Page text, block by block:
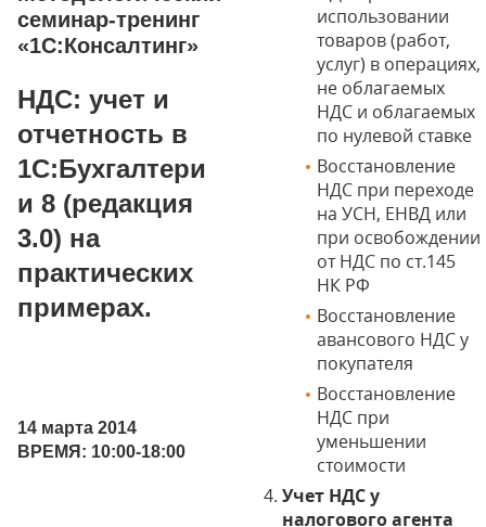
семинар-тренинг
«1С:Консалтинг»
НДС: учет и
отчетность в
1С:Бухгалтери
и 8 (редакция
3.0) на
практических
примерах.
14 марта 2014
ВРЕМЯ: 10:00-18:00
использовании
товаров (работ,
услуг) в операциях,
не облагаемых
НДС и облагаемых
по нулевой ставке
Восстановление
НДС при переходе
на УСН, ЕНВД или
при освобождении
от НДС по ст.145
НК РФ
Восстановление
авансового НДС у
покупателя
Восстановление
НДС при
уменьшении
стоимости
Учет НДС у
налогового агента